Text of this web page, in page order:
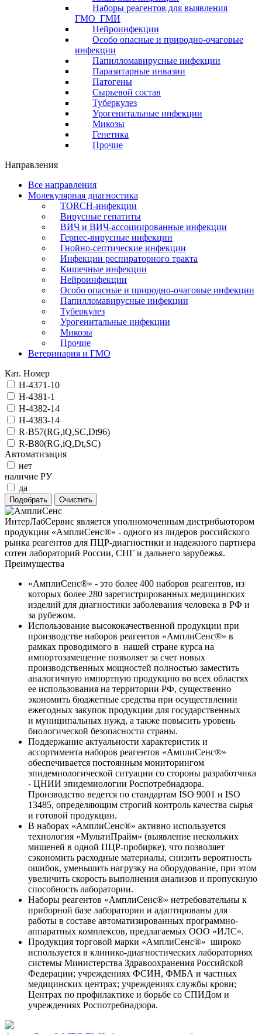
Наборы реагентов для выявления
ГМО_ГМИ
Нейроинфекции
Особо опасные и природно-очаговые
инфекции
Папилломавирусные инфекции
Паразитарные инвазии
Патогены
Сырьевой состав
Туберкулез
Урогенитальные инфекции
Микозы
Генетика
Прочие
Направления
Все направления
Молекулярная диагностика
TORCH-инфекции
Вирусные гепатиты
ВИЧ и ВИЧ-ассоциированные инфекции
Герпес-вирусные инфекции
Гнойно-септические инфекции
Инфекции респираторного тракта
Кишечные инфекции
Нейроинфекции
Особо опасные и природно-очаговые инфекции
Папилломавирусные инфекции
Туберкулез
Урогенитальные инфекции
Микозы
Прочие
Ветеринария и ГМО
Кат. Номер
H-4371-10
H-4381-1
H-4382-14
H-4383-14
R-B57(RG,iQ,SC,Dt96)
R-B80(RG,iQ,Dt,SC)
Автоматизация
нет
наличие РУ
да
ИнтерЛабСервис является уполномоченным дистрибьютором
продукции «АмплиСенс®» - одного из лидеров российского
рынка реагентов для ПЦР-диагностики и надежного партнера
сотен лабораторий России, СНГ и дальнего зарубежья.
Преимущества
«АмплиСенс®» - это более 400 наборов реагентов, из
которых более 280 зарегистрированных медицинских
изделий для диагностики заболевания человека в РФ и
за рубежом.
Использование высококачественной продукции при
производстве наборов реагентов «АмплиСенс®» в
рамках проводимого в нашей стране курса на
импортозамещение позволяет за счет новых
производственных мощностей полностью заместить
аналогичную импортную продукцию во всех областях
ее использования на территории РФ, существенно
экономить бюджетные средства при осуществлении
ежегодных закупок продукции для государственных
и муниципальных нужд, а также повысить уровень
биологической безопасности страны.
Поддержание актуальности характеристик и
ассортимента наборов реагентов «АмплиСенс®»
обеспечивается постоянным мониторингом
эпидемиологической ситуации со стороны разработчика
- ЦНИИ эпидемиологии Роспотребнадзора.
Производство ведется по стандартам ISO 9001 и ISO
13485, определяющим строгий контроль качества сырья
и готовой продукции.
В наборах «АмплиСенс®» активно используется
технология «МультиПрайм» (выявление нескольких
мишеней в одной ПЦР-пробирке), что позволяет
сэкономить расходные материалы, снизить вероятность
ошибок, уменьшить нагрузку на оборудование, при этом
увеличить скорость выполнения анализов и пропускную
способность лаборатории.
Наборы реагентов «АмплиСенс®» нетребовательны к
приборной базе лаборатории и адаптированы для
работы в составе автоматизированных программно-
аппаратных комплексов, предлагаемых ООО «ИЛС».
Продукция торговой марки «АмплиСенс®» широко
используется в клинико-диагностических лабораториях
системы Министерства Здравоохранения Российской
Федерации; учреждениях ФСИН, ФМБА и частных
медицинских центрах; учреждениях службы крови;
Центрах по профилактике и борьбе со СПИДом и
учреждениях Роспотребнадзора.